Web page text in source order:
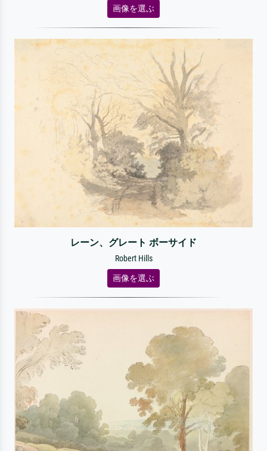
画像を選ぶ
レーン、グレート ボーサイド
Robert Hills
画像を選ぶ